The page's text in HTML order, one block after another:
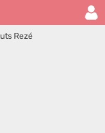
Rezé